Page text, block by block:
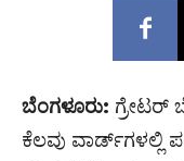
ಬೆಂಗಳೂರು: ಗ್ರೇಟರ್
ಕೆಲವು